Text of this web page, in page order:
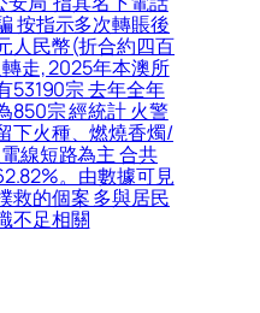
按指示多次轉賬後
人民幣(折合約四百
走, 2025年本澳所
53190宗 去年全年
850宗 經統計 火警
下火種、燃燒香燭/
線短路為主 合共
。由數據可見
救的個案 多與居民
不足相關